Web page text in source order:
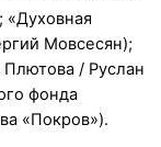
Мовсесян);
/ Руслан
фонда
«Покров»).